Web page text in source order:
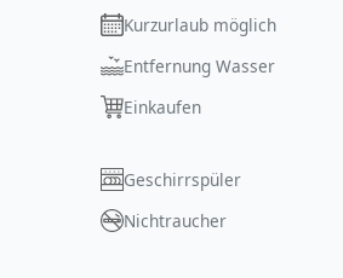
Kurzurlaub möglich
Entfernung Wasser
Einkaufen
Geschirrspüler
Nichtraucher